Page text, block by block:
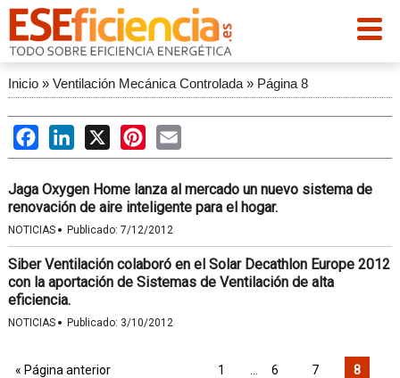
Inicio» Ventilación Mecánica Controlada» Página 8
FacebookLinkedIn
X PinterestEmail
Jaga Oxygen Home lanza al mercado un nuevo sistema de
renovación de aire inteligente para el hogar.
NOTICIAS · Publicado: 7/12/2012
Siber Ventilación colaboró en el Solar Decathlon Europe 2012
con la aportación de Sistemas de Ventilación de alta
eficiencia.
NOTICIAS · Publicado: 3/10/2012
« Página anterior 1 6 7 8